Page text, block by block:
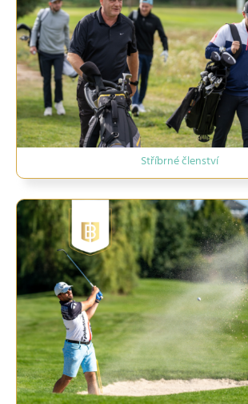
Stříbrné členství